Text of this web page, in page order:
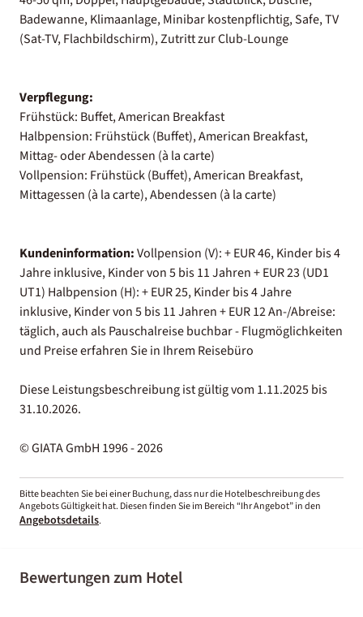
Badewanne, Klimaanlage, Minibar kostenpflichtig, Safe, TV
(Sat-TV, Flachbildschirm), Zutritt zur Club-Lounge
Verpflegung:
Frühstück: Buffet, American Breakfast
Halbpension: Frühstück (Buffet), American Breakfast,
Mittag- oder Abendessen (à la carte)
Vollpension: Frühstück (Buffet), American Breakfast,
Mittagessen (à la carte), Abendessen (à la carte)
Kundeninformation:Vollpension (V): + EUR 46, Kinder bis 4
Jahre inklusive, Kinder von 5 bis 11 Jahren + EUR 23 (UD1
UT1) Halbpension (H): + EUR 25, Kinder bis 4 Jahre
inklusive, Kinder von 5 bis 11 Jahren + EUR 12 An-/Abreise:
täglich, auch als Pauschalreise buchbar - Flugmöglichkeiten
und Preise erfahren Sie in Ihrem Reisebüro
Diese Leistungsbeschreibung ist gültig vom 1.11.2025 bis
31.10.2026.
© GIATA GmbH 1996 - 2026
Bitte beachten Sie bei einer Buchung, dass nur die Hotelbeschreibung des
Angebots Gültigkeit hat. Diesen finden Sie im Bereich “Ihr Angebot” in den
Angebotsdetails.
Bewertungen zum Hotel